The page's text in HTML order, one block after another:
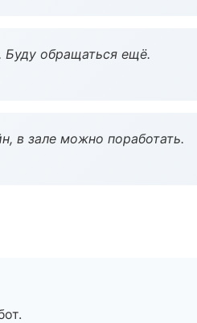
Буду обращаться ещё.
в зале можно поработать.